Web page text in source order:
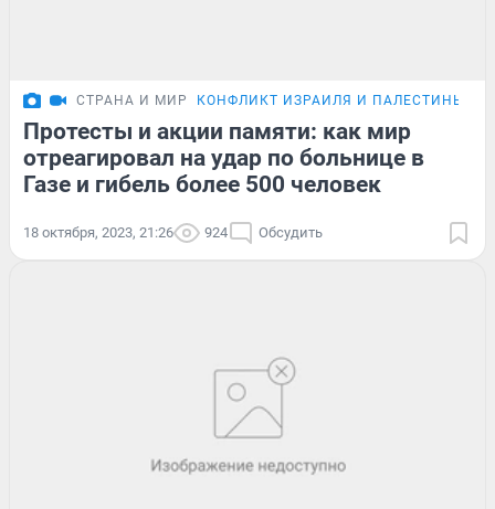
СТРАНА И МИР КОНФЛИКТ ИЗРАИЛЯ И ПАЛЕСТИНЫ
Протесты и акции памяти: как мир
отреагировал на удар по больнице в
Газе и гибель более 500 человек
18 октября, 2023, 21:26 924 Обсудить